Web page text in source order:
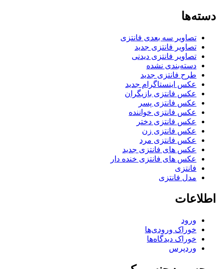
دسته‌ها
تصاویر سه بعدی فانتزی
تصاویر فانتزی جدید
تصاویر فانتزی دیدنی
دسته‌بندی نشده
طرح فانتزی جدید
عکس اینستاگرام جدید
عکس فانتزی بازیگران
عکس فانتزی پسر
عکس فانتزی خواننده
عکس فانتزی دختر
عکس فانتزی زن
عکس فانتزی مرد
عکس های فانتزی جدید
عکس های فانتزی خنده دار
فانتزی
مدل فانتزی
اطلاعات
ورود
خوراک ورودی‌ها
خوراک دیدگاه‌ها
وردپرس